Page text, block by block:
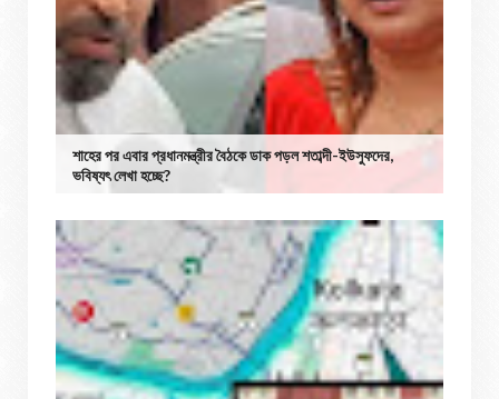
শাহের পর এবার প্রধানমন্ত্রীর বৈঠকে ডাক পড়ল শতাব্দী-ইউসুফদের,
ভবিষ্যৎ লেখা হচ্ছে?